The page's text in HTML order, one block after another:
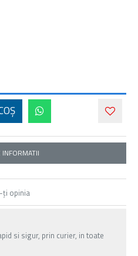
ţi opinia
INFORMATII
si sigur, prin curier, in toate